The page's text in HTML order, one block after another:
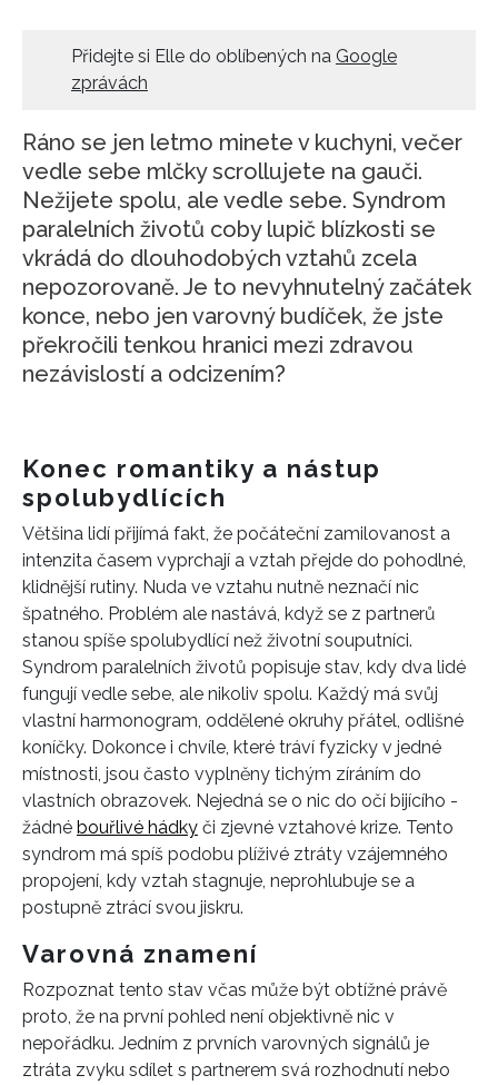
Přidejte si Elle do oblíbených na Google
zprávách
Ráno se jen letmo minete v kuchyni, večer
vedle sebe mlčky scrollujete na gauči.
Nežijete spolu, ale vedle sebe. Syndrom
paralelních životů coby lupič blízkosti se
vkrádá do dlouhodobých vztahů zcela
nepozorovaně. Je to nevyhnutelný začátek
konce, nebo jen varovný budíček, že jste
překročili tenkou hranici mezi zdravou
nezávislostí a odcizením?
Konec romantiky a nástup
spolubydlících
Většina lidí přijímá fakt, že počáteční zamilovanost a
intenzita časem vyprchají a vztah přejde do pohodlné,
klidnější rutiny. Nuda ve vztahu nutně neznačí nic
špatného. Problém ale nastává, když se z partnerů
stanou spíše spolubydlící než životní souputníci.
Syndrom paralelních životů popisuje stav, kdy dva lidé
fungují vedle sebe, ale nikoliv spolu. Každý má svůj
vlastní harmonogram, oddělené okruhy přátel, odlišné
koníčky. Dokonce i chvíle, které tráví fyzicky v jedné
místnosti, jsou často vyplněny tichým zíráním do
vlastních obrazovek. Nejedná se o nic do očí bijícího -
žádné bouřlivé hádky či zjevné vztahové krize. Tento
syndrom má spíš podobu plíživé ztráty vzájemného
propojení, kdy vztah stagnuje, neprohlubuje se a
postupně ztrácí svou jiskru.
Varovná znamení
Rozpoznat tento stav včas může být obtížné právě
proto, že na první pohled není objektivně nic v
nepořádku. Jedním z prvních varovných signálů je
ztráta zvyku sdílet s partnerem svá rozhodnutí nebo